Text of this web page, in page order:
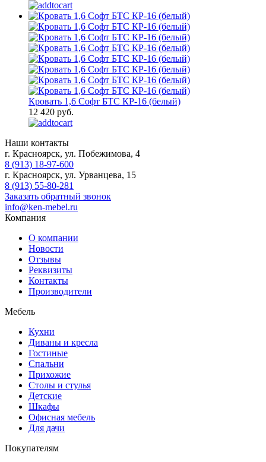
Кровать 1,6 Софт БТС КР-16 (белый)
12 420 руб.
Наши контакты
г. Красноярск, ул. Побежимова, 4
8 (913) 18-97-600
г. Красноярск, ул. Урванцева, 15
8 (913) 55-80-281
Заказать обратный звонок
info@ken-mebel.ru
Компания
О компании
Новости
Отзывы
Реквизиты
Контакты
Производители
Мебель
Кухни
Диваны и кресла
Гостиные
Спальни
Прихожие
Столы и стулья
Детские
Шкафы
Офисная мебель
Для дачи
Покупателям